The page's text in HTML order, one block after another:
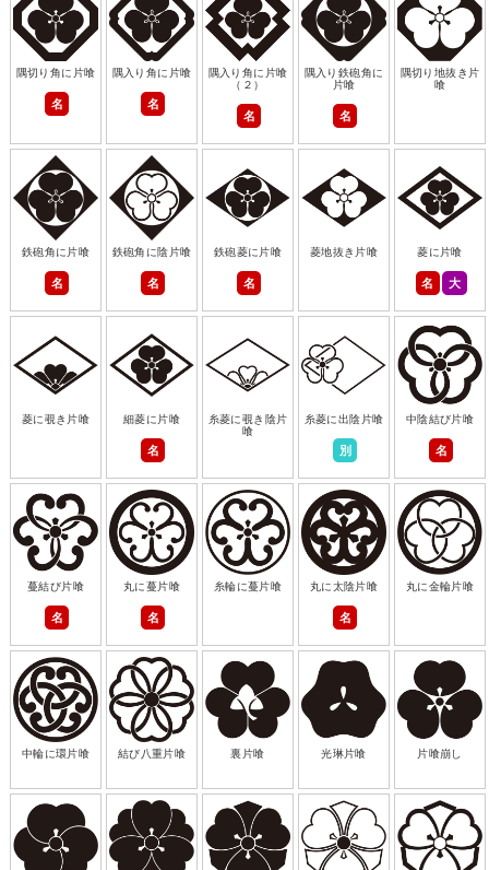
隅切り角に片喰
名
隅入り角に片喰
名
隅入り角に片喰
（２）
名
隅入り鉄砲角に
片喰
名
隅切り地抜き片
喰
鉄砲角に片喰
名
鉄砲角に陰片喰
名
鉄砲菱に片喰
名
菱地抜き片喰 菱に片喰
名 大
菱に覗き片喰 細菱に片喰
名
糸菱に覗き陰片
喰
糸菱に出陰片喰
別
中陰結び片喰
名
蔓結び片喰
名
丸に蔓片喰
名
糸輪に蔓片喰 丸に太陰片喰
名
丸に金輪片喰
中輪に環片喰 結び八重片喰 裏片喰 光琳片喰 片喰崩し